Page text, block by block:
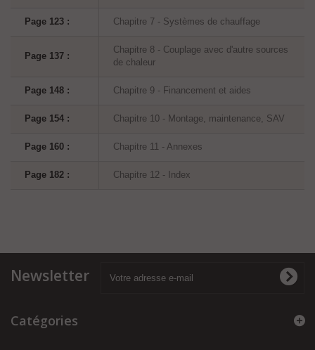
Page 123 : Chapitre 7 - Systèmes de chauffage
Page 137 :
Chapitre 8 - Couplage avec d'autre sources
de chaleur
Page 148 : Chapitre 9 - Financement et aides
Page 154 : Chapitre 10 - Montage, maintenance, SAV
Page 160 : Chapitre 11 - Annexes
Page 182 : Chapitre 12 - Index
Newsletter
Catégories